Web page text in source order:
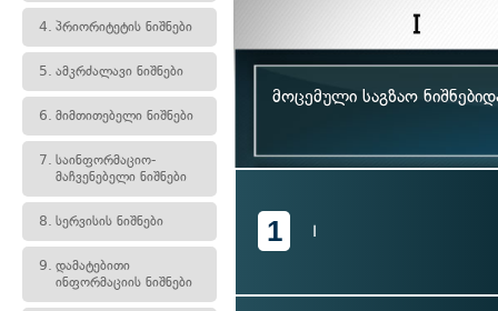
4. პრიორიტეტის ნიშნები
5. ამკრძალავი ნიშნები
6. მიმთითებელი ნიშნები
7. საინფორმაციო-
მაჩვენებელი ნიშნები
8. სერვისის ნიშნები
9. დამატებითი
ინფორმაციის ნიშნები
მოცემული საგზაო
1 I